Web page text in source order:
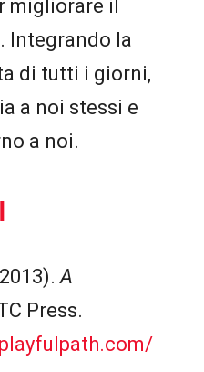
migliorare il
Integrando la
di tutti i giorni,
a noi stessi e
a noi.
A
Press.